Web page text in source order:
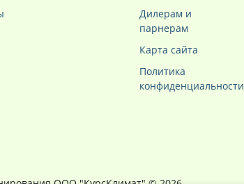
Дилерам и
парнерам
Карта сайта
Политика
конфиденциальности